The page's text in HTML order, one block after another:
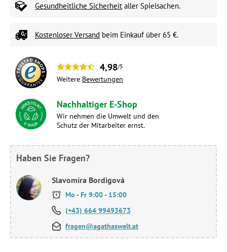
Gesundheitliche Sicherheit aller Spielsachen.
Kostenloser Versand beim Einkauf über 65 €.
4,98/5
Weitere Bewertungen
Nachhaltiger E-Shop
Wir nehmen die Umwelt und den
Schutz der Mitarbeiter ernst.
Haben Sie Fragen?
Slavomíra Bordigová
Mo - Fr 9:00 - 15:00
(+43) 664 99493673
fragen@agathaswelt.at